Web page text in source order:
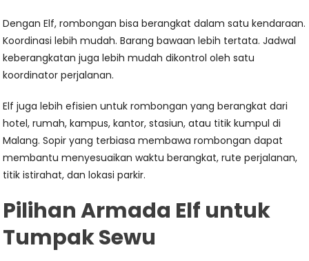
Dengan Elf, rombongan bisa berangkat dalam satu kendaraan.
Koordinasi lebih mudah. Barang bawaan lebih tertata. Jadwal
keberangkatan juga lebih mudah dikontrol oleh satu
koordinator perjalanan.
Elf juga lebih efisien untuk rombongan yang berangkat dari
hotel, rumah, kampus, kantor, stasiun, atau titik kumpul di
Malang. Sopir yang terbiasa membawa rombongan dapat
membantu menyesuaikan waktu berangkat, rute perjalanan,
titik istirahat, dan lokasi parkir.
Pilihan Armada Elf untuk
Tumpak Sewu